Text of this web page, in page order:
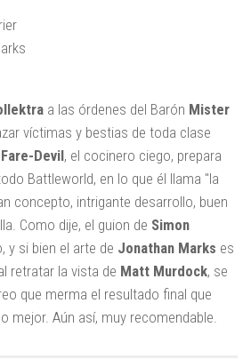
a las órdenes del Barón Mister
víctimas y bestias de toda clase
Fare-Devil, el cocinero ciego, prepara
Battleworld, en lo que él llama "la
concepto, intrigante desarrollo, buen
Como dije, el guion de Simon
y si bien el arte de Jonathan Marks es
retratar la vista de Matt Murdock, se
que merma el resultado final que
mejor. Aún así, muy recomendable.